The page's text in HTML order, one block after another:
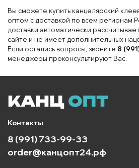
Вы сможете купить канцелярский
оптом с доставкой по всем регионам
доставки автоматически
сайте и не имеет дополнительных
Если остались вопросы, звоните 8
менеджеры проконсультируют Вас.
Контакты
8 (991) 733-99-33
order@канцопт24.рф